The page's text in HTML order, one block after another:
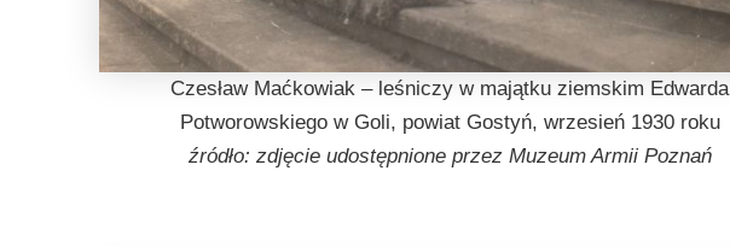
Czesław Maćkowiak – leśniczy w majątku ziemskim Edwarda
Potworowskiego w Goli, powiat Gostyń, wrzesień 1930 roku
źródło: zdjęcie udostępnione przez Muzeum Armii Poznań